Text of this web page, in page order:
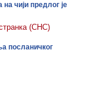
чији предлог је
(СНС)
посланичког